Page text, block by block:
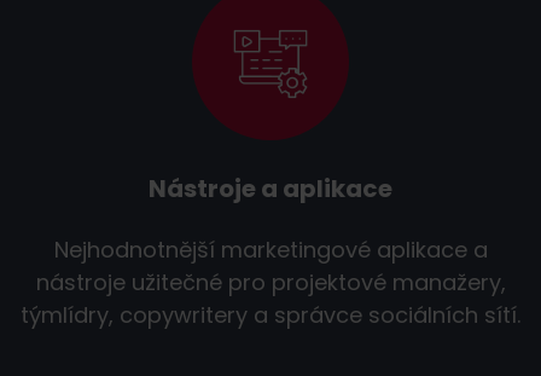
Nástroje a aplikace
Nejhodnotnější marketingové aplikace a
nástroje užitečné pro projektové manažery,
týmlídry, copywritery a správce sociálních sítí.